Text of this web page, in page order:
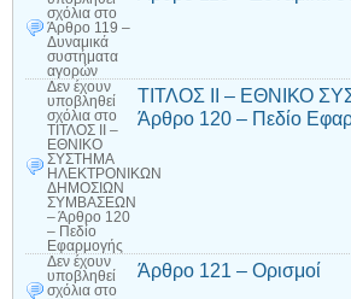
σχόλια στο
Άρθρο 119 –
Δυναμικά
συστήματα
αγορών
Δεν έχουν
υποβληθεί
σχόλια στο
ΤΙΤΛΟΣ II –
ΕΘΝΙΚΟ
ΣΥΣΤΗΜΑ
ΗΛΕΚΤΡΟΝΙΚΩΝ
ΔΗΜΟΣΙΩΝ
ΣΥΜΒΑΣΕΩΝ
– Άρθρο 120
– Πεδίο
Εφαρμογής
ΤΙΤΛΟΣ II – ΕΘΝΙΚΟ
Άρθρο 120 – Πεδίο
Δεν έχουν
υποβληθεί
σχόλια στο
Άρθρο 121 – Ορισμοί